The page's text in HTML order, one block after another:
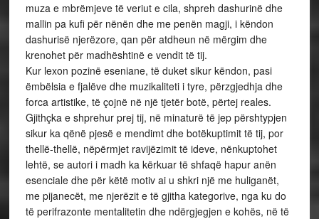
muza e mbrëmjeve të veriut e cila, shpreh dashurinë dhe
mallin pa kufi për nënën dhe me penën magji, i këndon
dashurisë njerëzore, qan për atdheun në mërgim dhe
krenohet për madhështinë e vendit të tij.
Kur lexon pozinë eseniane, të duket sikur këndon, pasi
ëmbëlsia e fjalëve dhe muzikaliteti i tyre, përzgjedhja dhe
forca artistike, të çojnë në një tjetër botë, përtej reales.
Gjithçka e shprehur prej tij, në minaturë të jep përshtypjen
sikur ka qënë pjesë e mendimt dhe botëkuptimit të tij, por
thellë-thellë, nëpërmjet ravijëzimit të ideve, nënkuptohet
lehtë, se autori i madh ka kërkuar të shfaqë hapur anën
esenciale dhe për këtë motiv ai u shkri një me huliganët,
me pijanecët, me njerëzit e të gjitha kategorive, nga ku do
të perifrazonte mentalitetin dhe ndërgjegjen e kohës, në të